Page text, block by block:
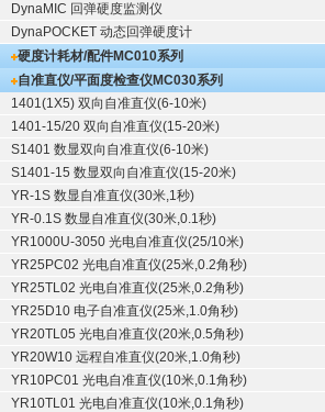
DynaMIC 回弹硬度监测仪
DynaPOCKET 动态回弹硬度计
硬度计耗材/配件MC010系列
自准直仪/平面度检查仪MC030系列
1401(1X5) 双向自准直仪(6-10米)
1401-15/20 双向自准直仪(15-20米)
S1401 数显双向自准直仪(6-10米)
S1401-15 数显双向自准直仪(15-20米)
YR-1S 数显自准直仪(30米,1秒)
YR-0.1S 数显自准直仪(30米,0.1秒)
YR1000U-3050 光电自准直仪(25/10米)
YR25PC02 光电自准直仪(25米,0.2角秒)
YR25TL02 光电自准直仪(25米,0.2角秒)
YR25D10 电子自准直仪(25米,1.0角秒)
YR20TL05 光电自准直仪(20米,0.5角秒)
YR20W10 远程自准直仪(20米,1.0角秒)
YR10PC01 光电自准直仪(10米,0.1角秒)
YR10TL01 光电自准直仪(10米,0.1角秒)